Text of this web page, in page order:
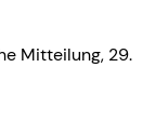
Mitteilung, 29.